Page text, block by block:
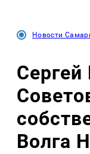
Новости
Волга